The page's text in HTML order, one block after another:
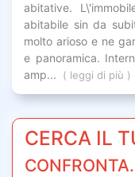
abitative.
abitabile sin da
molto arioso e ne
e panoramica.
amp...
( leggi di più )
CERCA IL